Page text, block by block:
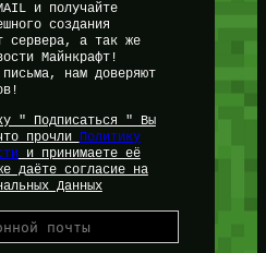
и получайте
создания
сервера, а так же
Майнкрафт!
нам доверяют
" Подписаться " Вы
прочли
Политику
и принимаете её
даёте согласие на
Данных